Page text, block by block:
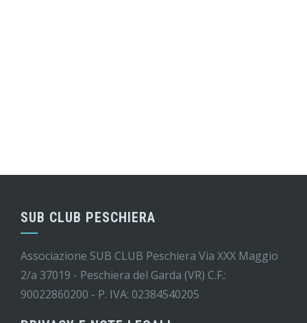
SUB CLUB PESCHIERA
Associazione SUB CLUB Peschiera Via XXX Maggio
2/a 37019 - Peschiera del Garda (VR) C.F.:
90022860200 - P. IVA: 02384540205